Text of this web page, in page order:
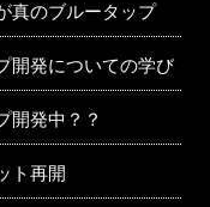
真のブルータップ
開発についての学び
開発中？？
ト再開